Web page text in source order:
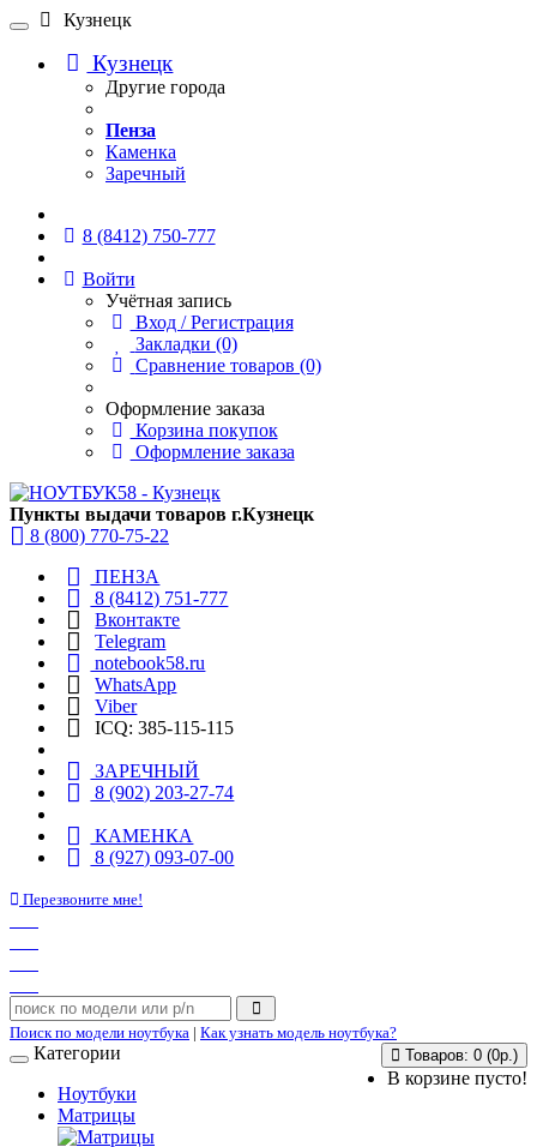
Кузнецк
Кузнецк
Другие города
Пенза
Каменка
Заречный
8 (8412) 750-777
Войти
Учётная запись
Вход / Регистрация
Закладки (0)
Сравнение товаров (0)
Оформление заказа
Корзина покупок
Оформление заказа
Пункты выдачи товаров г.Кузнецк
8 (800) 770-75-22
ПЕНЗА
8 (8412) 751-777
Вконтакте
Telegram
notebook58.ru
WhatsApp
Viber
ICQ: 385-115-115
ЗАРЕЧНЫЙ
8 (902) 203-27-74
КАМЕНКА
8 (927) 093-07-00
Перезвоните мне!
Поиск по модели ноутбука | Как узнать модель ноутбука?
Товаров: 0 (0р.)
В корзине пусто!
Категории
Ноутбуки
Матрицы